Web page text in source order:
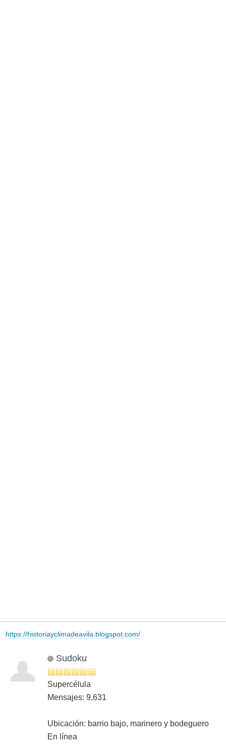
https://historiayclimadeavila.blogspot.com/
Sudoku
Supercélula
Mensajes: 9,631
Ubicación: barrio bajo, marinero y bodeguero
En línea